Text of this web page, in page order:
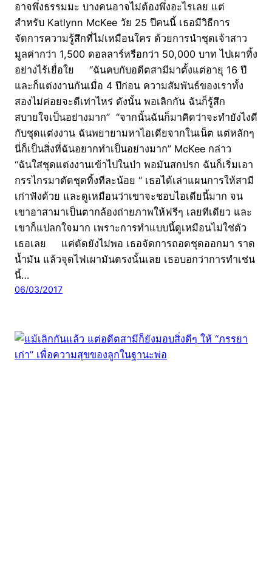
อาจพึ่งธรรมมะ บางคนอาจไม่ต้องพึ่งอะไรเลย แต่
สำหรับ Katlynn McKee วัย 25 ปีคนนี้ เธอมีวิธีการ
จัดการความรู้สึกที่ไม่เหมือนใคร ด้วยการนำชุดเจ้าสาว
มูลค่ากว่า 1,500 ดอลลาร์หรือกว่า 50,000 บาท ไปเผาทิ้ง
อย่างไร้เยื่อใย “ฉันคบกับอดีตสามีมาตั้งแต่อายุ 16 ปี
และก็แต่งงานกันเมื่อ 4 ปีก่อน ความสัมพันธ์ของเราทั้ง
สองไม่ค่อยจะดีเท่าไหร่ ดังนั้น พอเลิกกัน ฉันก็รู้สึก
สบายใจเป็นอย่างมาก” “จากนั้นฉันก็มาคิดว่าจะทำยังไงดี
กับชุดแต่งงาน ฉันพยายามหาไอเดียจากในเน็ต แต่หลักๆ
นี่ก็เป็นสิ่งที่ฉันอยากทำเป็นอย่างมาก” McKee กล่าว
“ฉันใส่ชุดแต่งงานเข้าไปในป่า พอมันสกปรก ฉันก็เริ่มเอา
กรรไกรมาตัดชุดทิ้งทีละน้อย “ เธอได้เล่าแผนการให้สามี
เก่าฟังด้วย และดูเหมือนว่าเขาจะชอบไอเดียนี้มาก จน
เขาอาสามาเป็นตากล้องถ่ายภาพให้ฟรีๆ เลยทีเดียว และ
เขาก็แปลกใจมาก เพราะการทำแบบนี้ดูเหมือนไม่ใช่ตัว
เธอเลย แค่ตัดยังไม่พอ เธอจัดการถอดชุดออกมา ราด
น้ำมัน แล้วจุดไฟเผามันตรงนั้นเลย เธอบอกว่าการทำเช่น
นี้…
06/03/2017